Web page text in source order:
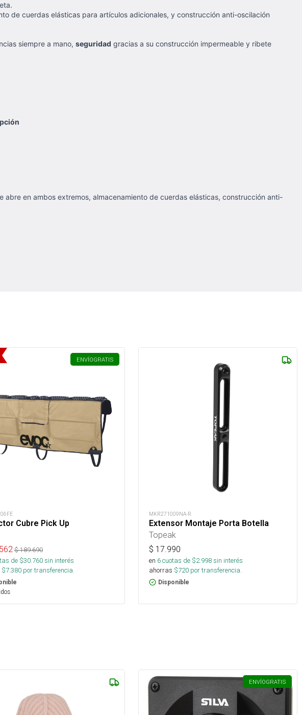
de cuerdas elásticas para artículos adicionales, y construcción anti-oscilación
siempre a mano, seguridad gracias a su construcción impermeable y ribete
en ambos extremos, almacenamiento de cuerdas elásticas, construcción anti-
ENVÍOGRATIS
Cubre Pick Up
$189.690
de $30.760sin interés
$7.380 por transferencia.
MKR271009NA-R
Extensor Montaje Porta Botella
Topeak
$ 17.990
en 6cuotas de $2.998sin interés
ahorras $720 por transferencia.
Disponible
ENVÍOGRATIS